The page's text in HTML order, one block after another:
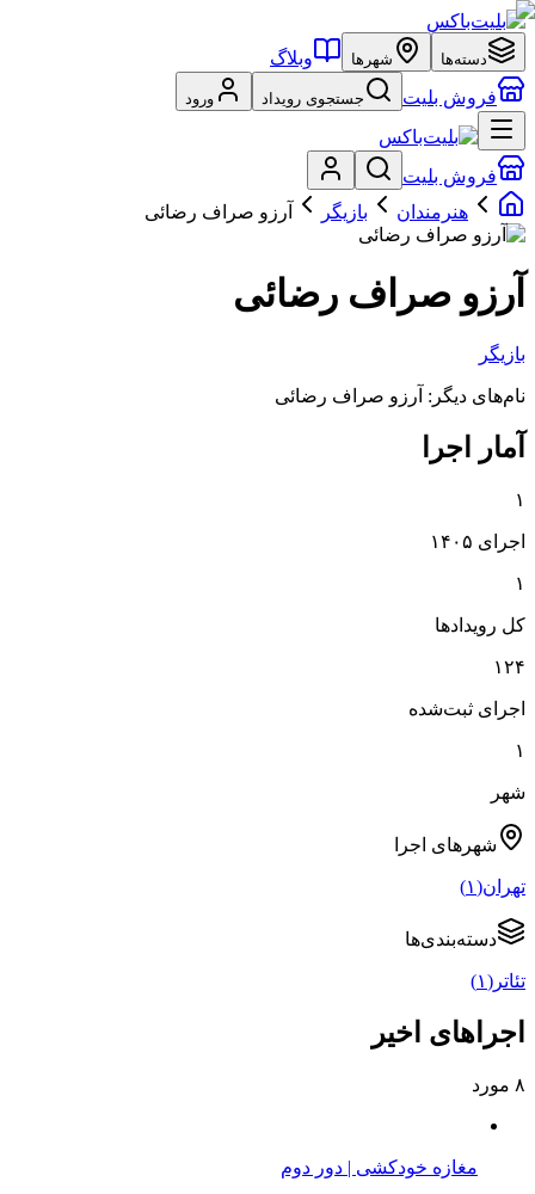
دسته‌ها شهرها
وبلاگ
فروش بلیت
جستجوی رویداد ورود
فروش بلیت
هنرمندان
بازیگر آرزو صراف رضائی
آرزو صراف رضائی
بازیگر
نام‌های دیگر: آرزو صراف رضائی
آمار اجرا
۱
اجرای ۱۴۰۵
۱
کل رویدادها
۱۲۴
اجرای ثبت‌شده
۱
شهر
شهرهای اجرا
تهران(۱)
دسته‌بندی‌ها
تئاتر (۱)
اجراهای اخیر
۸ مورد
مغازه خودکشی | دور دوم